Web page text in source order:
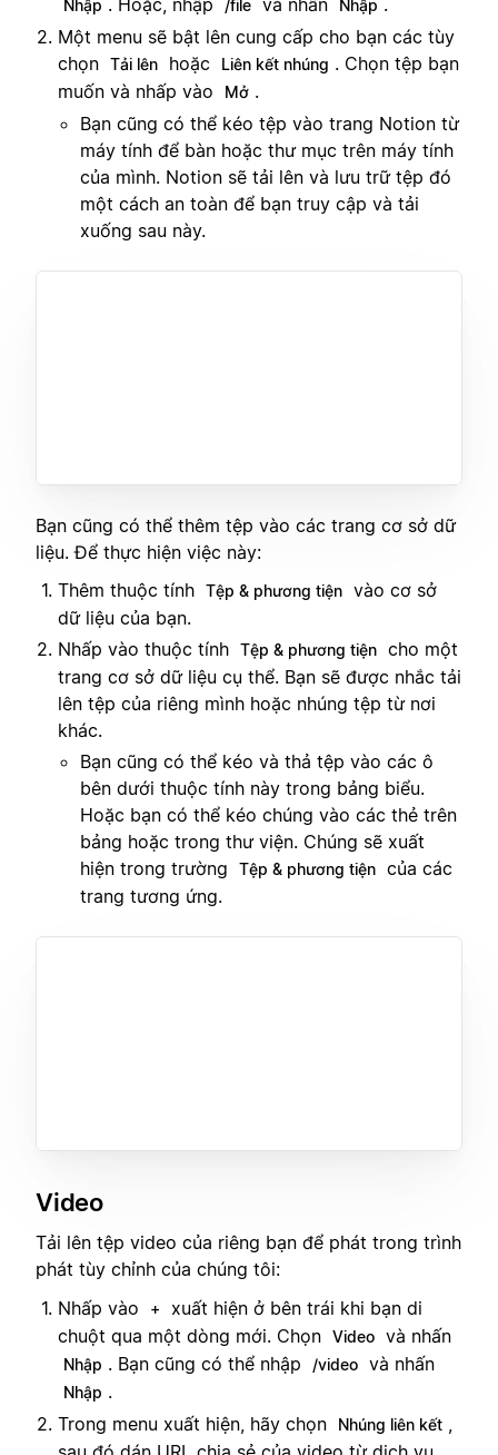
Nhập /file Nhập
Một menu sẽ bật lên cung cấp cho bạn các tùy
chọn Tải lên hoặc Liên kết nhúng . Chọn tệp bạn
muốn và nhấp vào
Mở .
Bạn cũng có thể kéo tệp vào trang Notion từ
máy tính để bàn hoặc thư mục trên máy tính
của mình. Notion sẽ tải lên và lưu trữ tệp đó
một cách an toàn để bạn truy cập và tải
xuống sau này.
Bạn cũng có thể thêm tệp vào các trang cơ sở dữ
liệu. Để thực hiện việc này:
Thêm thuộc tính Tệp & phương tiện vào cơ sở
dữ liệu của bạn.
Nhấp vào thuộc tính Tệp & phương tiện cho một
trang cơ sở dữ liệu cụ thể. Bạn sẽ được nhắc tải
lên tệp của riêng mình hoặc nhúng tệp từ nơi
khác.
Bạn cũng có thể kéo và thả tệp vào các ô
bên dưới thuộc tính này trong bảng biểu.
Hoặc bạn có thể kéo chúng vào các thẻ trên
bảng hoặc trong thư viện. Chúng sẽ xuất
hiện trong trường
Tệp & phương tiện của các
trang tương ứng.
Video
Tải lên tệp video của riêng bạn để phát trong trình
phát tùy chỉnh của chúng tôi:
Nhấp vào
+
xuất hiện ở bên trái khi bạn di
chuột qua một dòng mới. Chọn Video và nhấn
Nhập . Bạn cũng có thể nhập /video và nhấn
Nhập .
Trong menu xuất hiện, hãy chọn
Nhúng liên kết